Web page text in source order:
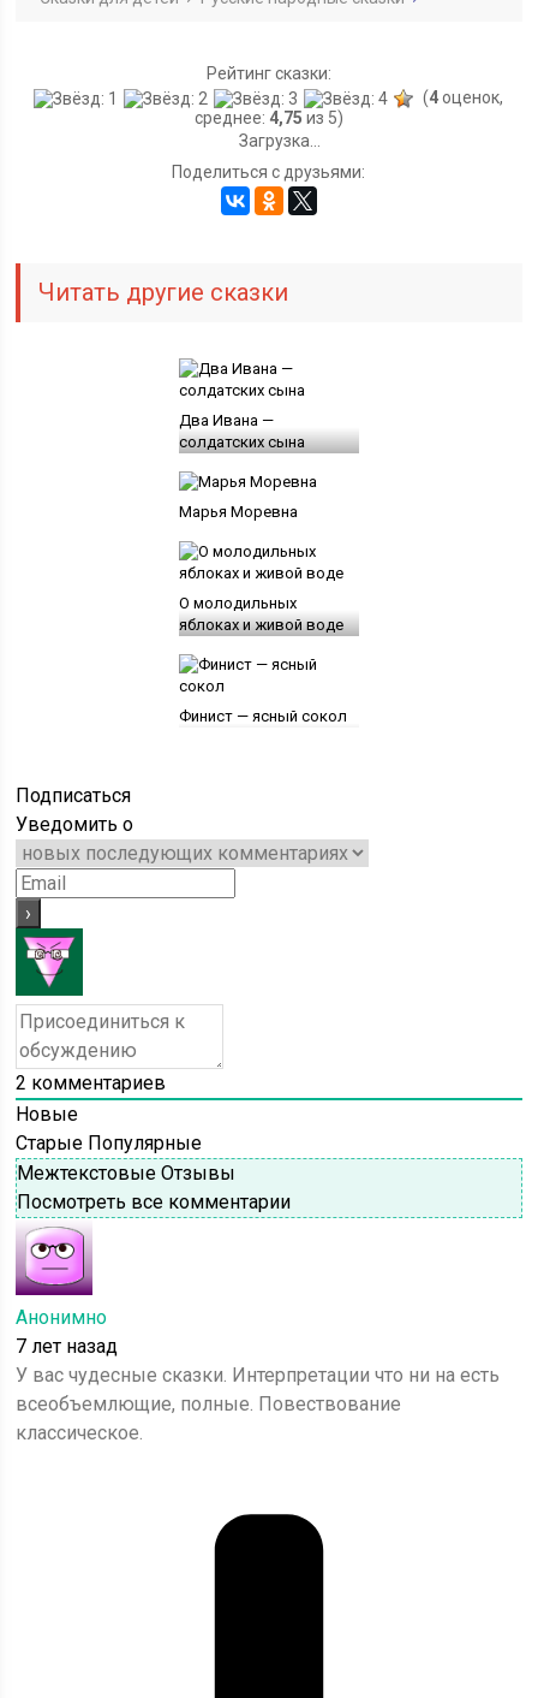
Рейтинг сказки:
(4оценок,
среднее: 4,75 из 5)
Загрузка...
Поделиться с друзьями:
Читать другие сказки
Два Ивана —
солдатских сына
Марья Моревна
О молодильных
яблоках и живой воде
Финист — ясный сокол
Подписаться
Уведомить о
2 комментариев
Новые
Старые Популярные
Межтекстовые Отзывы
Посмотреть все комментарии
Анонимно
7 лет назад
У вас чудесные сказки. Интерпретации что ни на есть
всеобъемлющие, полные. Повествование
классическое.